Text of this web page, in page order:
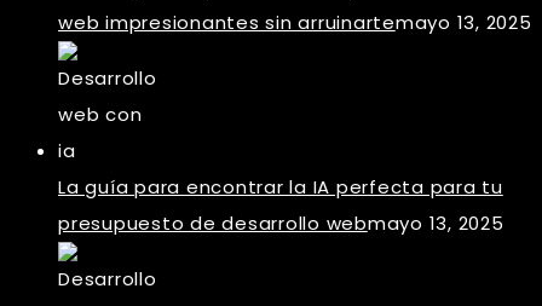
web impresionantes sin arruinartemayo 13, 2025
La guía para encontrar la IA perfecta para tu
presupuesto de desarrollo webmayo 13, 2025